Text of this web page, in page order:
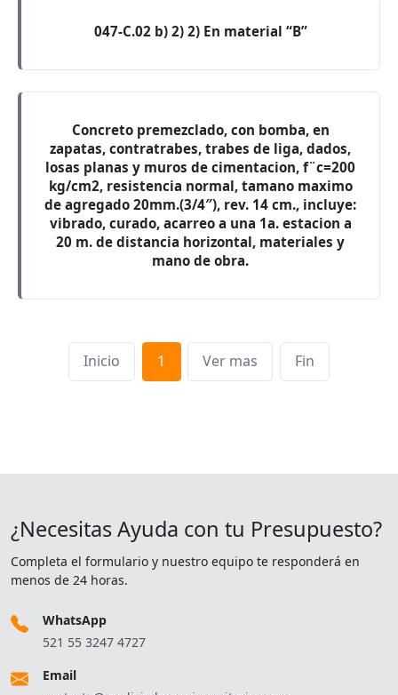
047-C.02 b) 2) 2) En material “B”
Concreto premezclado, con bomba, en
zapatas, contratrabes, trabes de liga, dados,
losas planas y muros de cimentacion, f¨c=200
kg/cm2, resistencia normal, tamano maximo
de agregado 20mm.(3/4″), rev. 14 cm., incluye:
vibrado, curado, acarreo a una 1a. estacion a
20 m. de distancia horizontal, materiales y
mano de obra.
Inicio 1 Ver mas Fin
¿Necesitas Ayuda con tu Presupuesto?
Completa el formulario y nuestro equipo te responderá en
menos de 24 horas.
WhatsApp
521 55 3247 4727
Email